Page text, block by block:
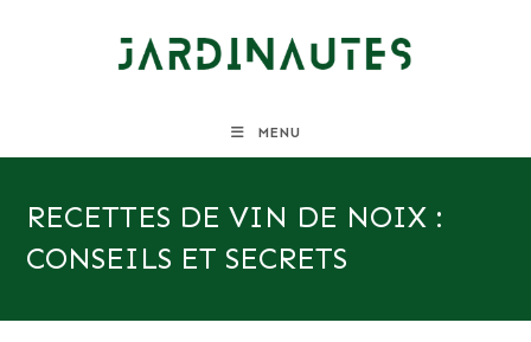
MENU
RECETTES DE VIN DE NOIX :
CONSEILS ET SECRETS